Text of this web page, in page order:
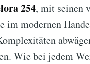
254, mit seinen
im modernen
Wie bei jedem